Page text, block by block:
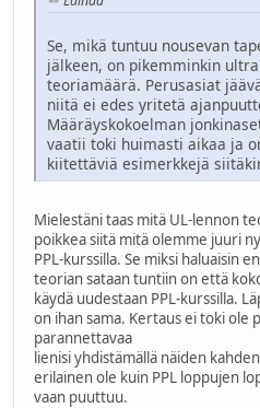
Se, mikä tuntuu nousevan
jälkeen, on pikemminkin
teoriamäärä. Perusasiat
niitä ei edes yritetä
Määräyskokoelman
vaatii toki huimasti aikaa ja
kiitettäviä esimerkkejä
Mielestäni taas mitä UL-lennon
poikkea siitä mitä olemme juuri
PPL-kurssilla. Se miksi haluaisin
teorian sataan tuntiin on että
käydä uudestaan PPL-kurssilla.
on ihan sama. Kertaus ei toki ole
parannettavaa
lienisi yhdistämällä näiden
erilainen ole kuin PPL loppujen
vaan puuttuu.